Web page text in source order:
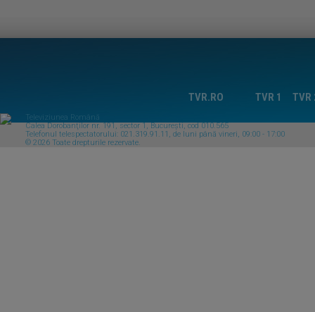
TVR
TVR 1
TVR.RO
Televiziunea Română
Calea Dorobanţilor nr. 191, sector 1, Bucureşti, cod 010.565
Telefonul telespectatorului: 021.319.91.11, de luni până vineri, 09:00 - 17:00
© 2026 Toate drepturile rezervate.